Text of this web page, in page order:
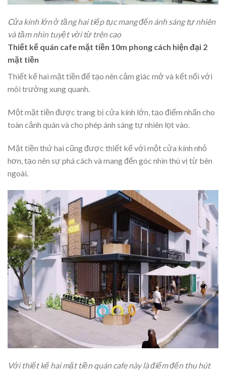
Cửa kính lớn ở tầng hai tiếp tục mang đến ánh sáng tự nhiên
và tầm nhìn tuyệt vời từ trên cao
Thiết kế quán cafe mặt tiền 10m phong cách hiện đại 2
mặt tiền
Thiết kế hai mặt tiền để tạo nên cảm giác mở và kết nối với
môi trường xung quanh.
Một mặt tiền được trang bị cửa kính lớn, tạo điểm nhấn cho
toàn cảnh quán và cho phép ánh sáng tự nhiên lọt vào.
Mặt tiền thứ hai cũng được thiết kế với một cửa kính nhỏ
hơn, tạo nên sự phá cách và mang đến góc nhìn thú vị từ bên
ngoài.
Với thiết kế hai mặt tiền quán cafe này là điểm đến thu hút